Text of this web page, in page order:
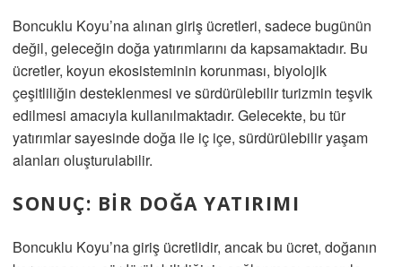
Boncuklu Koyu’na alınan giriş ücretleri, sadece bugünün
değil, geleceğin doğa yatırımlarını da kapsamaktadır. Bu
ücretler, koyun ekosisteminin korunması, biyolojik
çeşitliliğin desteklenmesi ve sürdürülebilir turizmin teşvik
edilmesi amacıyla kullanılmaktadır. Gelecekte, bu tür
yatırımlar sayesinde doğa ile iç içe, sürdürülebilir yaşam
alanları oluşturulabilir.
SONUÇ: BIR DOĞA YATIRIMI
Boncuklu Koyu’na giriş ücretlidir, ancak bu ücret, doğanın